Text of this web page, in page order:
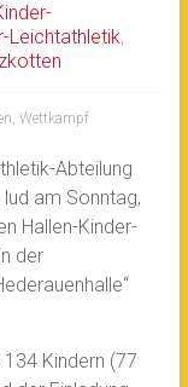
Leichtathletik,
, Wettkampf
Abteilung
am Sonntag,
Hallen-Kinder-
der
Kindern (77